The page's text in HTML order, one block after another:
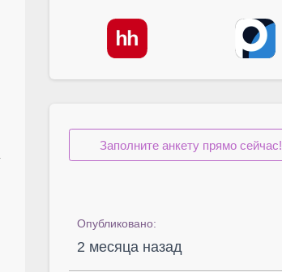
Заполните анкету прямо сейчас!
Опубликовано:
2 месяца назад